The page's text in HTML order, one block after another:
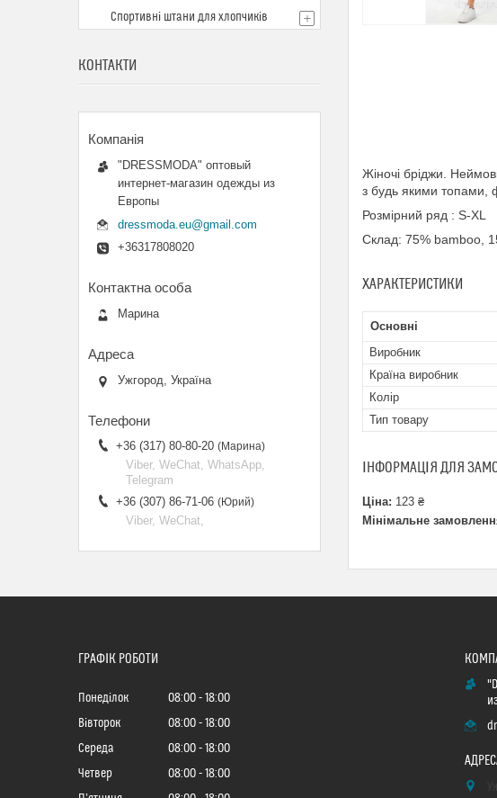
Жіночі бріджи.
з будь якими топами,
Розмірний ряд : S-XL
Склад: 75% bamboo,
ХАРАКТЕРИСТИКИ
Основні
Виробник
Країна виробник
Колір
Тип товару
ІНФОРМАЦІЯ ДЛЯ
Ціна: 123 ₴
Мінімальне
Спортивні штани для хлопчиків
КОНТАКТИ
"DRESSMODA" оптовый
интернет-магазин одежды из
Европы
dressmoda.eu@gmail.com
+36317808020
Марина
Ужгород, Україна
+36 (317) 80-80-20 Марина
Viber, WeChat, WhatsApp,
Telegram
+36 (307) 86-71-06
Юрий
Viber, WeChat,
ГРАФІК РОБОТИ
Понеділок 08:00
18:00
Вівторок
08:00
18:00
Середа
08:00
18:00
Четвер
08:00
18:00